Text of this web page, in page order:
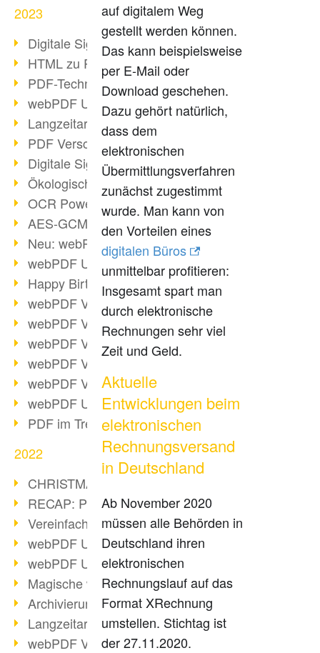
2023
Digitale Signatur in PDF
HTML zu PDF
PDF-Techniken für Barrierefreiheit
webPDF Update 9.0.0.3149
Langzeitarchivierung mit PDF/A
PDF Verschlüsselung
Digitale Signaturen
Ökologischen Abdruck reduzieren
OCR Power für Profis
AES-GCM-Unterstützung (PDF 2.0)
Neu: webPDF Developer Hub
webPDF Update 9.0.0.2898
Happy Birthday, PDF!
webPDF Video-Session 4
webPDF Video-Session 3
webPDF Video-Session 2
webPDF Video-Session 1
webPDF Video-Session Termine
webPDF Update 9.0.0.2843
PDF im Trend
2022
CHRISTMAS 2022 loading
RECAP: PDF Days Europe 2022
Vereinfachung Personalprozesse
webPDF Update 8.0.0.2727
webPDF Update 9.0.0.2732
Magische webPDF Version 9
Archivierung: Aufbewahrungsfristen
Langzeitarchivierung mit PDF/A
webPDF Video - Behind the Scenes
auf digitalem Weg
gestellt werden können.
Das kann beispielsweise
per E-Mail oder
Download geschehen.
Dazu gehört natürlich,
dass dem
elektronischen
Übermittlungsverfahren
zunächst zugestimmt
wurde. Man kann von
den Vorteilen eines
digitalen Büros
unmittelbar profitieren:
Insgesamt spart man
durch elektronische
Rechnungen sehr viel
Zeit und Geld.
Aktuelle
Entwicklungen beim
elektronischen
Rechnungsversand
in Deutschland
Ab November 2020
müssen alle Behörden in
Deutschland ihren
elektronischen
Rechnungslauf auf das
Format XRechnung
umstellen. Stichtag ist
der 27.11.2020.